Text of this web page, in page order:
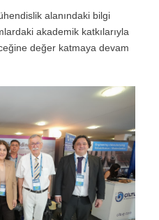
alanındaki bilgi
akademik katkılarıyla
değer katmaya devam